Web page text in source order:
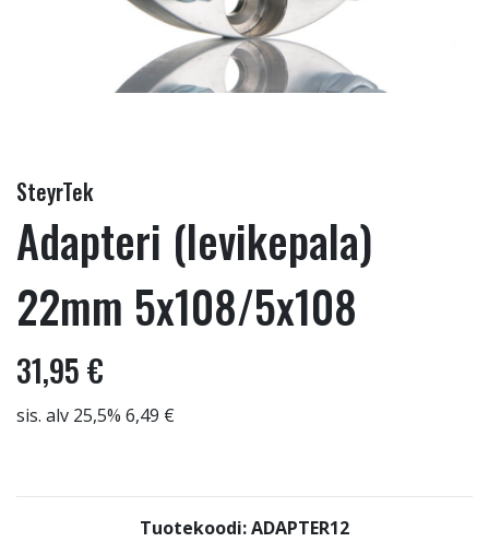
SteyrTek
Adapteri (levikepala)
22mm 5x108/5x108
31,95 €
sis. alv 25,5% 6,49 €
Tuotekoodi: ADAPTER12